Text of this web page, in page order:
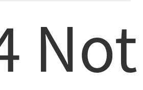
Not